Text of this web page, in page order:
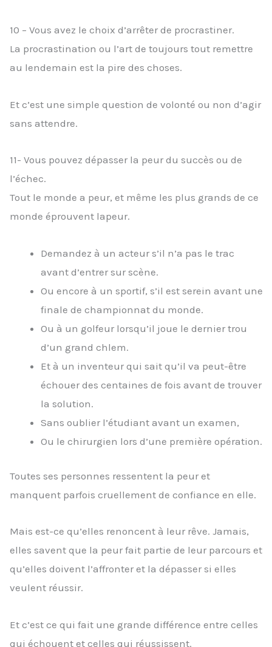
10 – Vous avez le choix d’arrêter de procrastiner.
La procrastination ou l’art de toujours tout remettre
au lendemain est la pire des choses.
Et c’est une simple question de volonté ou non d’agir
sans attendre.
11- Vous pouvez dépasser la peur du succès ou de
l’échec.
Tout le monde a peur, et même les plus grands de ce
monde éprouvent lapeur.
Demandez à un acteur s’il n’a pas le trac
avant d’entrer sur scène.
Ou encore à un sportif, s’il est serein avant une
finale de championnat du monde.
Ou à un golfeur lorsqu’il joue le dernier trou
d’un grand chlem.
Et à un inventeur qui sait qu’il va peut-être
échouer des centaines de fois avant de trouver
la solution.
Sans oublier l’étudiant avant un examen,
Ou le chirurgien lors d’une première opération.
Toutes ses personnes ressentent la peur et
manquent parfois cruellement de confiance en elle.
Mais est-ce qu’elles renoncent à leur rêve. Jamais,
elles savent que la peur fait partie de leur parcours et
qu’elles doivent l’affronter et la dépasser si elles
veulent réussir.
Et c’est ce qui fait une grande différence entre celles
qui échouent et celles qui réussissent.